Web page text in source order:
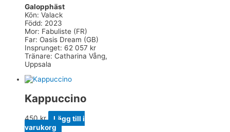
Galopphäst
Kön: Valack
Född: 2023
Mor: Fabuliste (FR)
Far: Oasis Dream (GB)
Insprunget: 62 057 kr
Tränare: Catharina Vång,
Uppsala
Kappuccino
450kr
Lägg till i
varukorg